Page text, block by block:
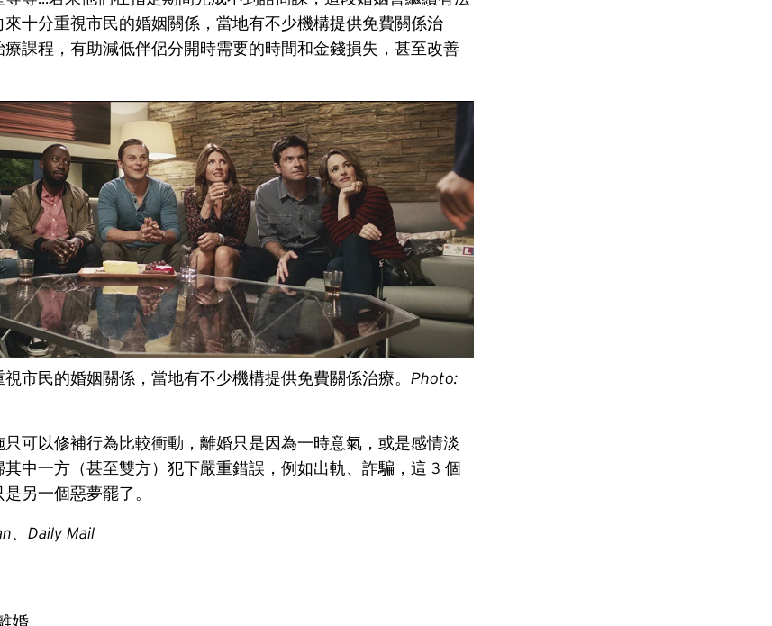
十分重視市民的婚姻關係，當地有不少機構提供免費關係治
課程，有助減低伴侶分開時需要的時間和金錢損失，甚至改善
市民的婚姻關係，當地有不少機構提供免費關係治療。 Photo:
可以修補行為比較衝動，離婚只是因為一時意氣，或是感情淡
中一方（甚至雙方）犯下嚴重錯誤，例如出軌、詐騙，這 3 個
另一個惡夢罷了。
、Daily Mail